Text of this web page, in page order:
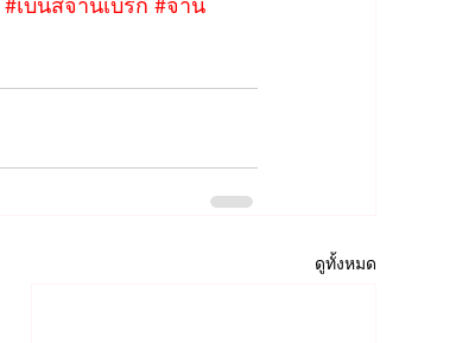
#เบนส์จานเบรก #จาน
ดูทั้งหมด